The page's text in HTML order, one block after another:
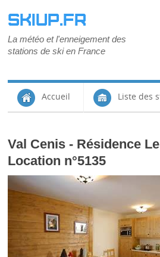
SKIUP.FR
La météo et l'enneigement des
stations de ski en France
Accueil Liste des
Val Cenis - Résidence
Location n°5135